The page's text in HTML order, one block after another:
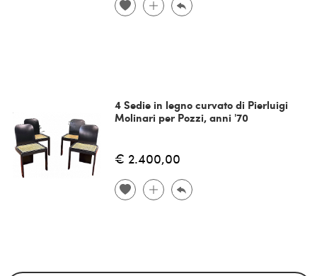
4 Sedie in legno curvato di Pierluigi
Molinari per Pozzi, anni '70
€ 2.400,00